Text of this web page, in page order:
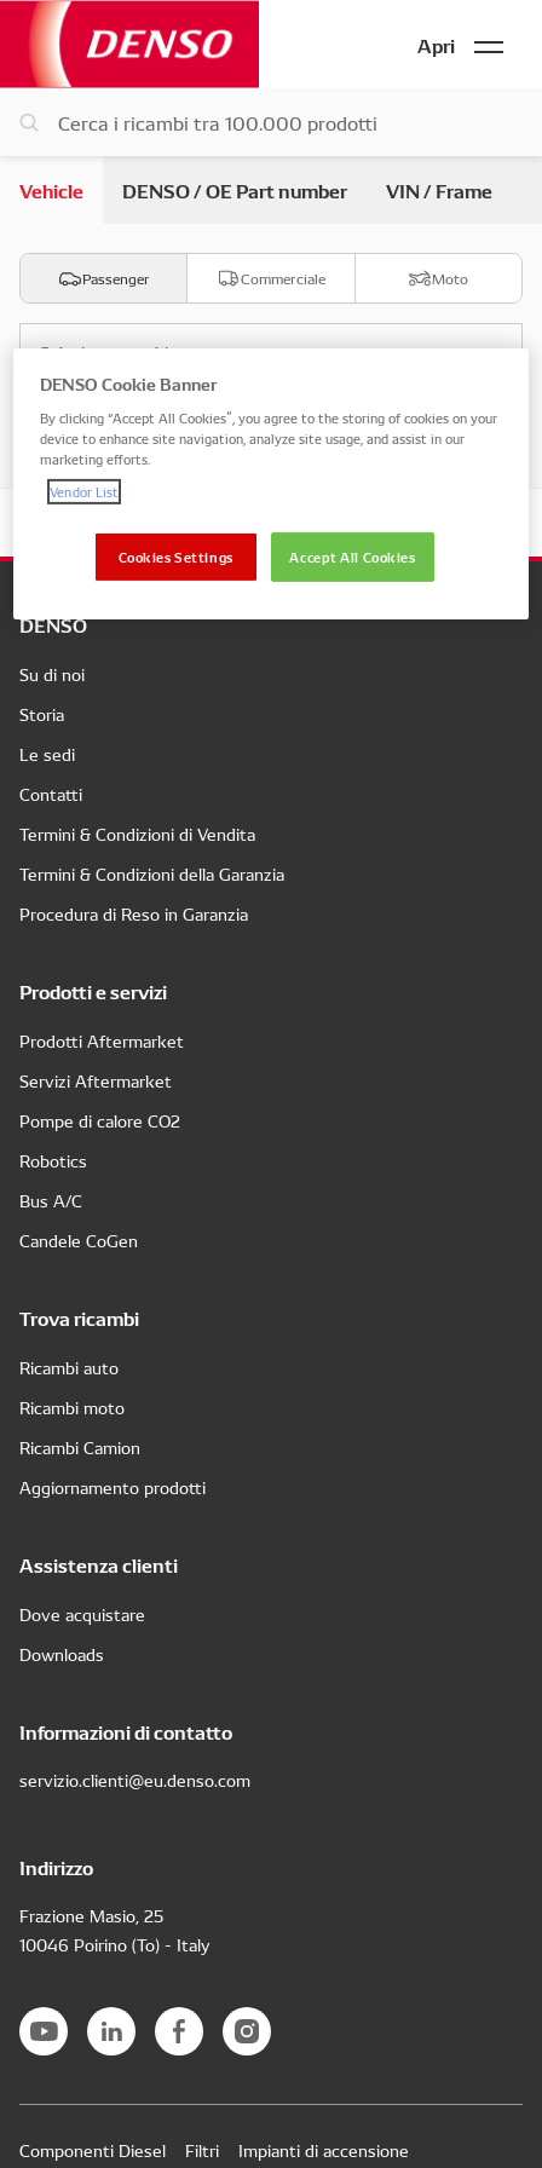
Apri
Vehicle DENSO / OE Part number VIN / Frame
Passenger Commerciale Moto
Seleziona marchio
Seleziona modello
DENSO
Su di noi
Storia
Le sedi
Contatti
Termini & Condizioni di Vendita
Termini & Condizioni della Garanzia
Procedura di Reso in Garanzia
Prodotti e servizi
Prodotti Aftermarket
Servizi Aftermarket
Pompe di calore CO2
Robotics
Bus A/C
Candele CoGen
Trova ricambi
Ricambi auto
Ricambi moto
Ricambi Camion
Aggiornamento prodotti
Assistenza clienti
Dove acquistare
Downloads
Informazioni di contatto
servizio.clienti@eu.denso.com
Indirizzo
Frazione Masio, 25
10046 Poirino (To) - Italy
Componenti Diesel Filtri Impianti di accensione
DENSO Cookie Banner
By clicking “Accept All Cookies”, you agree to the storing of cookies on your
device to enhance site navigation, analyze site usage, and assist in our
marketing efforts.
Vendor List
Accept All Cookies
Cookies Settings